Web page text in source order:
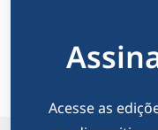
Acesse as